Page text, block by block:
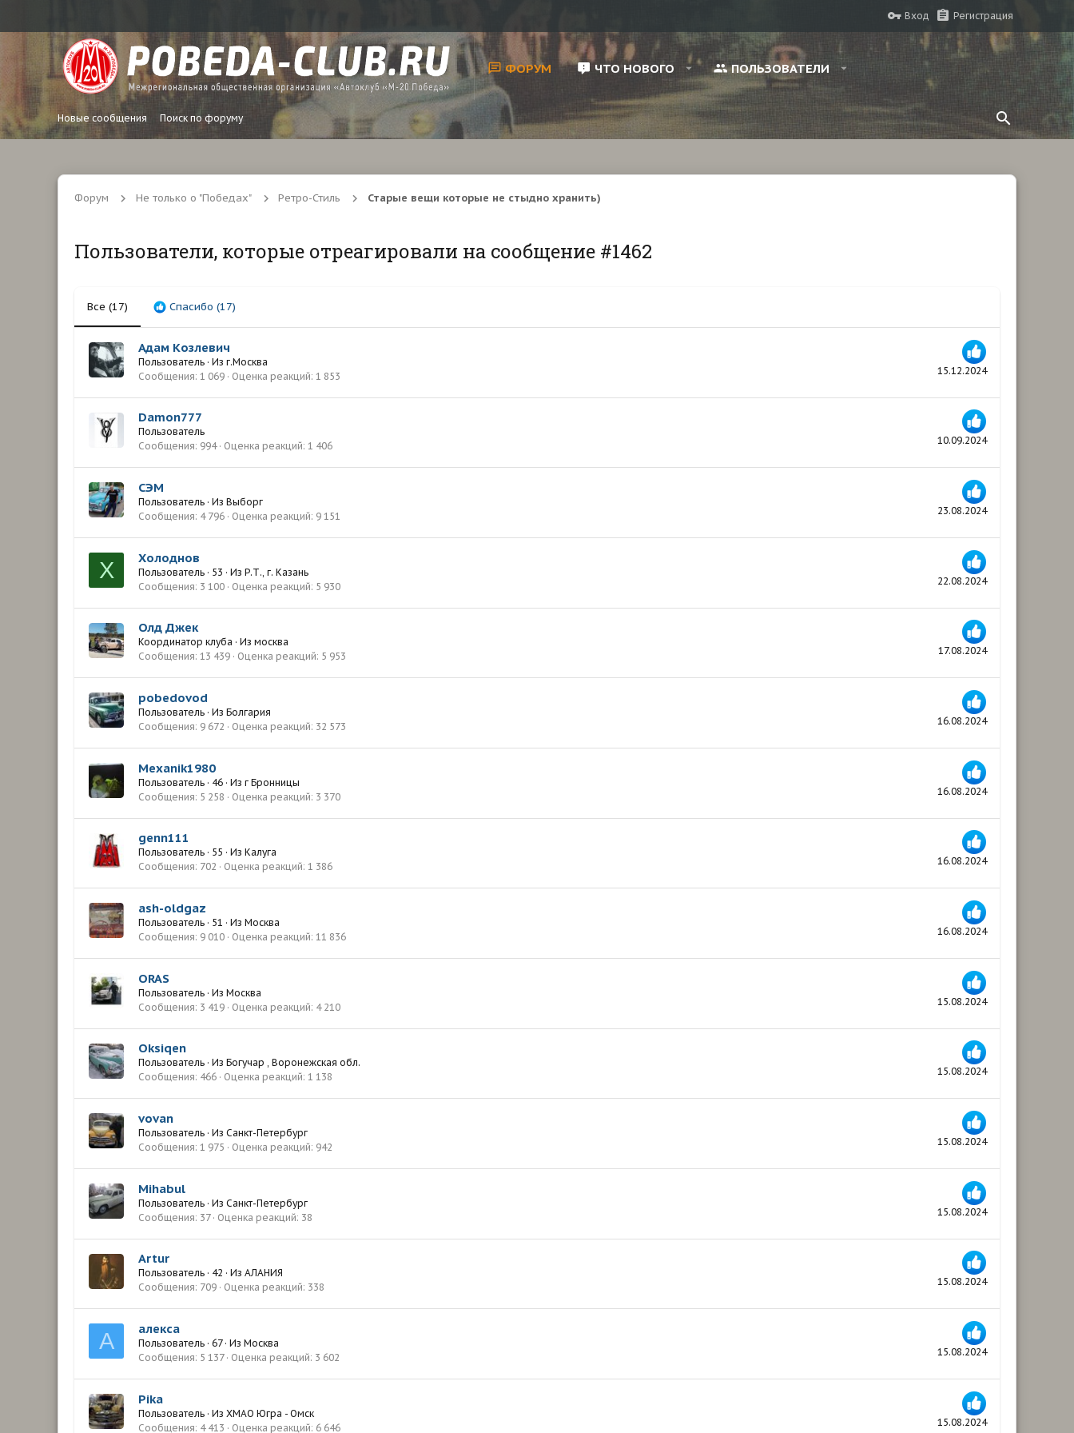
Вход Регистрация
ФОРУМ ЧТО НОВОГО ПОЛЬЗОВАТЕЛИ
Новые сообщения Поиск по форуму
Форум Не только о "Победах" Ретро-Стиль Старые вещи которые не стыдно хранить)
Пользователи, которые отреагировали на сообщение #1462
Все (17) Спасибо (17)
15.12.2024
Адам Козлевич
Пользователь · Из г.Москва
Сообщения 1 069 Оценка реакций 1 853
10.09.2024
Damon777
Пользователь
Сообщения 994 Оценка реакций 1 406
23.08.2024
СЭМ
Пользователь · Из Выборг
Сообщения 4 796 Оценка реакций 9 151
Х 22.08.2024
Холоднов
Пользователь · 53 · Из Р.Т., г. Казань
Сообщения 3 100 Оценка реакций 5 930
17.08.2024
Олд Джек
Координатор клуба · Из москва
Сообщения 13 439 Оценка реакций 5 953
16.08.2024
pobedovod
Пользователь · Из Болгария
Сообщения 9 672 Оценка реакций 32 573
16.08.2024
Mexanik1980
Пользователь · 46 · Из г Бронницы
Сообщения 5 258 Оценка реакций 3 370
16.08.2024
genn111
Пользователь · 55 · Из Калуга
Сообщения 702 Оценка реакций 1 386
16.08.2024
ash-oldgaz
Пользователь · 51 · Из Москва
Сообщения 9 010 Оценка реакций 11 836
15.08.2024
ORAS
Пользователь · Из Москва
Сообщения 3 419 Оценка реакций 4 210
15.08.2024
Oksiqen
Пользователь · Из Богучар , Воронежская обл.
Сообщения 466 Оценка реакций 1 138
15.08.2024
vovan
Пользователь · Из Санкт-Петербург
Сообщения 1 975 Оценка реакций 942
15.08.2024
Mihabul
Пользователь · Из Санкт-Петербург
Сообщения 37 Оценка реакций 38
15.08.2024
Artur
Пользователь · 42 · Из АЛАНИЯ
Сообщения 709 Оценка реакций 338
А 15.08.2024
алекса
Пользователь · 67 · Из Москва
Сообщения 5 137 Оценка реакций 3 602
15.08.2024
Pika
Пользователь · Из ХМАО Югра - Омск
Сообщения 4 413 Оценка реакций 6 646